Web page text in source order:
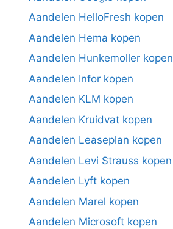
Aandelen HelloFresh kopen
Aandelen Hema kopen
Aandelen Hunkemoller kopen
Aandelen Infor kopen
Aandelen KLM kopen
Aandelen Kruidvat kopen
Aandelen Leaseplan kopen
Aandelen Levi Strauss kopen
Aandelen Lyft kopen
Aandelen Marel kopen
Aandelen Microsoft kopen